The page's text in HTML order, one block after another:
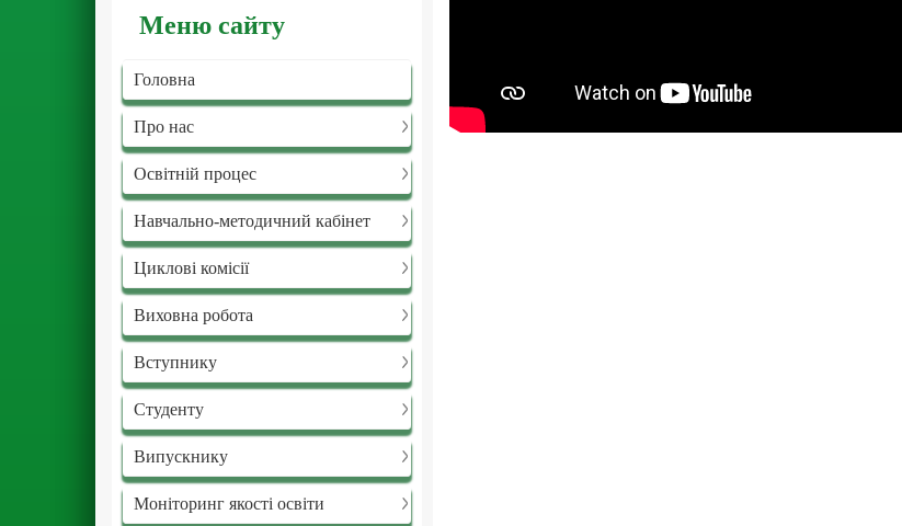
Меню сайту
Головна
Про нас
Освітній процес
Навчально-методичний кабінет
Циклові комісії
Виховна робота
Вступнику
Студенту
Випускнику
Моніторинг якості освіти